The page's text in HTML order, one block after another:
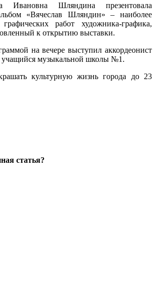
Ивановна Шляндина презентовала
«Вячеслав Шляндин» – наиболее
работ художника-графика,
к открытию выставки.
на вечере выступил аккордеонист
музыкальной школы №1.
культурную жизнь города до 23
статья?